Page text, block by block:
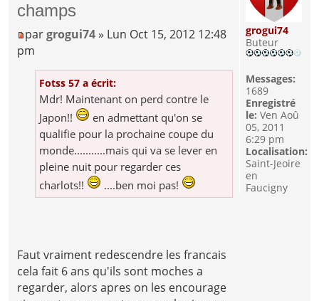
champs
pargrogui74 » Lun Oct 15, 2012 12:48
pm
Fotss 57 a écrit:
Mdr! Maintenant on perd contre le
Japon!!
en admettant qu'on se
qualifie pour la prochaine coupe du
monde...........mais qui va se lever en
pleine nuit pour regarder ces
charlots!!
....ben moi pas!
Faut vraiment redescendre les francais
cela fait 6 ans qu'ils sont moches a
regarder, alors apres on les encourage
grogui74
Buteur
Messages:
1689
Enregistré
le: Ven Aoû
05, 2011
6:29 pm
Localisation:
Saint-Jeoire
en
Faucigny